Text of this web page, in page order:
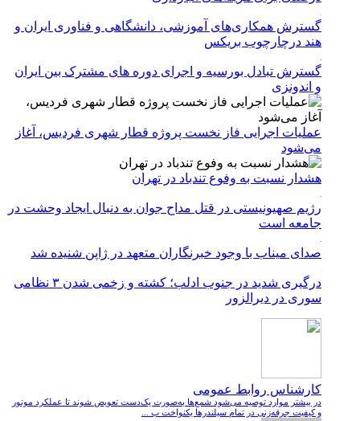
گسترش همکاری‌های آموزشی، دانشگاهی و فناوری ایران و
هند درچارچوب بریکس
گسترش تبادل بورسیه و اجرای دوره های مشترک بین ایران
و اندونزی
عملیات اجرایی فاز نخست پروژه قطار شهری فردیس، آغاز
می‌شود
هشدار نسبت به وفوع تندباد در تهران
رژیم صهیونیستی در قتل مداح جوان به دنبال ایجاد وحشت در
جامعه است
صدای میناب با وجود خبرنگاران متعهد در ژاپن شنیده شد
درگیری شدید در جنوب ادلب؛ کشته و زخمی شدن ۳ نظامی
سوری در دیرالزور
کارشناس روابط عمومی
در بیشتر موارد توصیه می‌شود شمع‌ها به‌صورت یک‌دست تعویض شوند تا عملکرد موتور
و کیفیت جرقه‌زنی در تمام سیلندرها یکنواخت ب ...